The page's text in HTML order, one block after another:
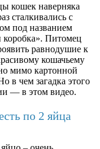
кошек наверняка
сталкивались с
под названием
коробка». Питомец
равнодушие к
кошачьему
мимо картонной
в чем загадка этого
— в этом видео.
по 2 яйца